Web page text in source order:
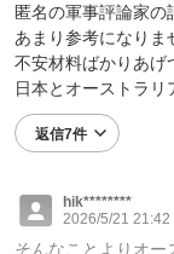
匿名の軍事評論家の
あまり参考になりま
不安材料ばかりあげ
日本とオーストラリ
返信7件
hik********
2026/5/21 21:42
そんなことよりオ